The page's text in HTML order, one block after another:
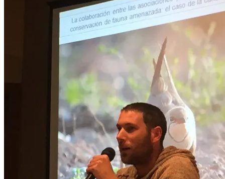
Anillamiento de pollo de Canastera común
Obsequios a Victor Fernández-Cegarra, agricultor que ha hecho
de la canastera en los años 2014 y 2015